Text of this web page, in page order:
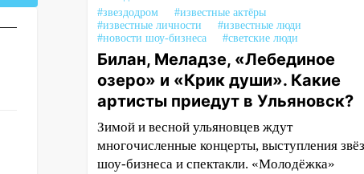
#звездодром
#известные актёры
#известные личности
#известные люди
#новости шоу-бизнеса
#светские люди
Билан, Меладзе, «Лебединое
озеро» и «Крик души». Какие
артисты приедут в Ульяновск?
Зимой и весной ульяновцев ждут
многочисленные концерты, выступления
шоу-бизнеса и спектакли. «Молодёжка»